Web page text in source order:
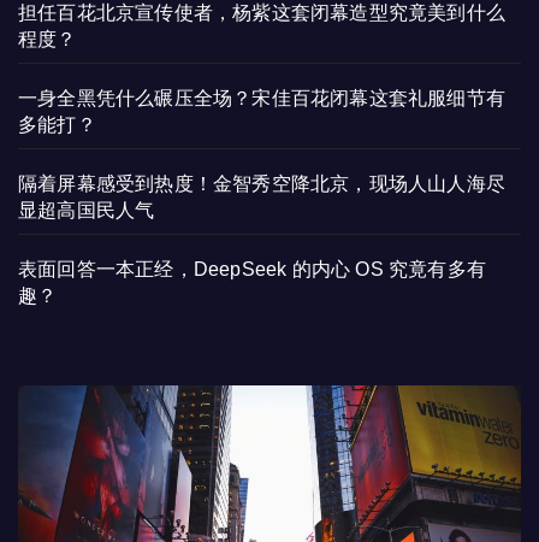
担任百花北京宣传使者，杨紫这套闭幕造型究竟美到什么
程度？
一身全黑凭什么碾压全场？宋佳百花闭幕这套礼服细节有
多能打？
隔着屏幕感受到热度！金智秀空降北京，现场人山人海尽
显超高国民人气
表面回答一本正经，DeepSeek 的内心 OS 究竟有多有
趣？